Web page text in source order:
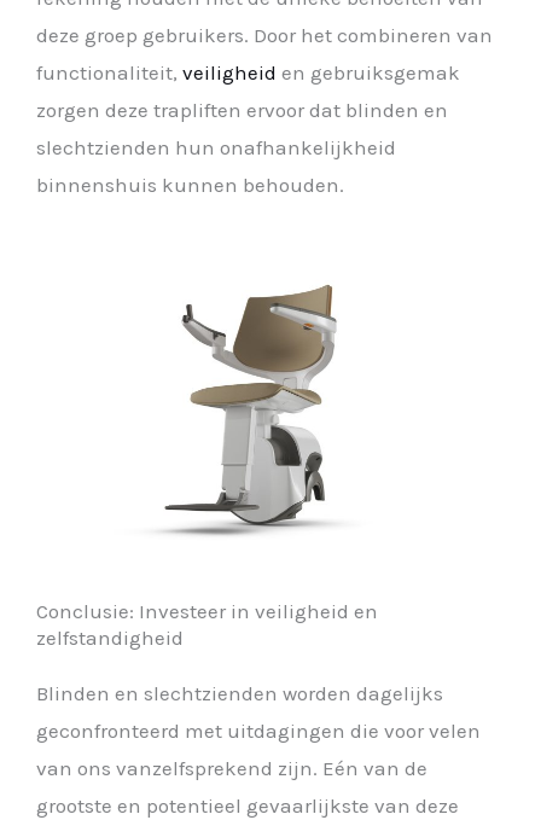
deze groep gebruikers. Door het combineren van
functionaliteit, veiligheid en gebruiksgemak
zorgen deze trapliften ervoor dat blinden en
slechtzienden hun onafhankelijkheid
binnenshuis kunnen behouden.
Conclusie: Investeer in veiligheid en
zelfstandigheid
Blinden en slechtzienden worden dagelijks
geconfronteerd met uitdagingen die voor velen
van ons vanzelfsprekend zijn. Eén van de
grootste en potentieel gevaarlijkste van deze